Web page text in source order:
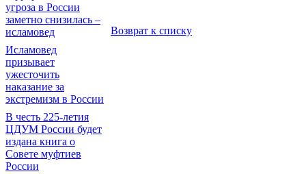
угроза в России
заметно снизилась –
исламовед
Исламовед
призывает
ужесточить
наказание за
экстремизм в России
В честь 225-летия
ЦДУМ России будет
издана книга о
Совете муфтиев
России
Возврат к списку